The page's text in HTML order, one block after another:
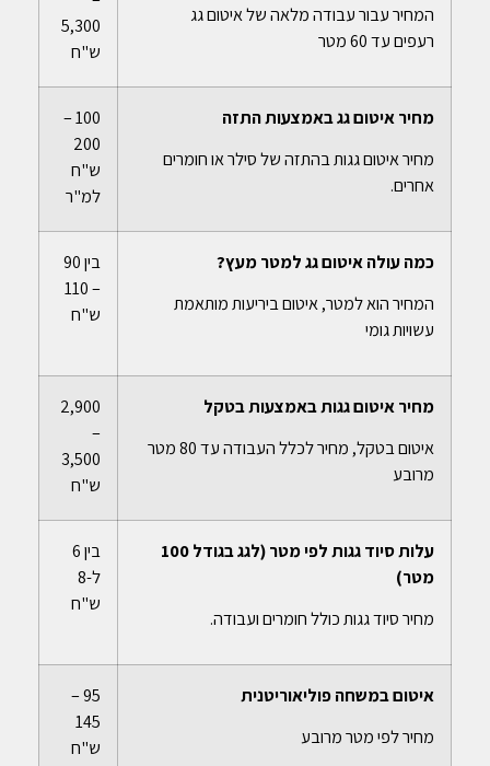
המחיר עבור עבודה מלאה של איטום גג
רעפים עד 60 מטר
5,300
ש"ח
מחיר איטום גג באמצעות התזה
מחיר איטום גגות בהתזה של סילר או חומרים
אחרים.
100 –
200
ש"ח
למ"ר
כמה עולה איטום גג למטר מעץ?
המחיר הוא למטר, איטום ביריעות מותאמת
עשויות גומי
בין 90
– 110
ש"ח
מחיר איטום גגות באמצעות בטקל
איטום בטקל, מחיר לכלל העבודה עד 80 מטר
מרובע
2,900
–
3,500
ש"ח
עלות סיוד גגות לפי מטר (לגג בגודל 100
מטר)
מחיר סיוד גגות כולל חומרים ועבודה.
בין 6
ל-8
ש"ח
איטום במשחה פוליאוריטנית
מחיר לפי מטר מרובע
95 –
145
ש"ח